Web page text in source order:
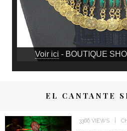
Voir ici - BOUTIQUE
EL CANTANTE
3366 VIEWS